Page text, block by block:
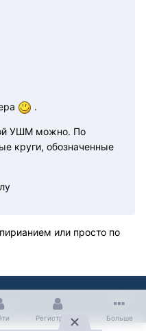
.
УШМ можно. По
круги, обозначенные
или просто по
Регистрация Больше